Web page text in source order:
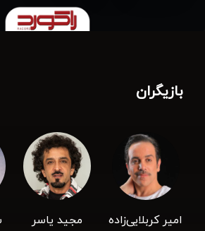
بازیگران
امیر کربلایی‌زاده مجید یاسر